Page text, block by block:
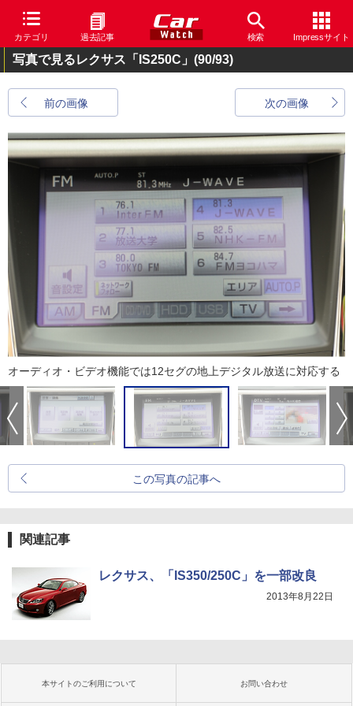
カテゴリ 過去記事 検索 Impressサイト
写真で見るレクサス「IS250C」 (90/93)
前の画像 次の画像
オーディオ・ビデオ機能では12セグの地上デジタル放送に対応する
この写真の記事へ
関連記事
レクサス、「IS350/250C」を一部改良
2013年8月22日
本サイトのご利用について お問い合わせ